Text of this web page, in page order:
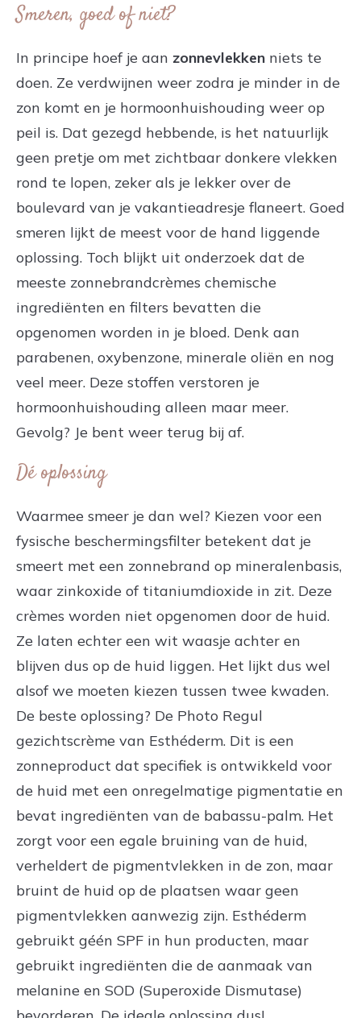
Smeren, goed of niet?
In principe hoef je aan zonnevlekken niets te
doen. Ze verdwijnen weer zodra je minder in de
zon komt en je hormoonhuishouding weer op
peil is. Dat gezegd hebbende, is het natuurlijk
geen pretje om met zichtbaar donkere vlekken
rond te lopen, zeker als je lekker over de
boulevard van je vakantieadresje flaneert. Goed
smeren lijkt de meest voor de hand liggende
oplossing. Toch blijkt uit onderzoek dat de
meeste zonnebrandcrèmes chemische
ingrediënten en filters bevatten die
opgenomen worden in je bloed. Denk aan
parabenen, oxybenzone, minerale oliën en nog
veel meer. Deze stoffen verstoren je
hormoonhuishouding alleen maar meer.
Gevolg? Je bent weer terug bij af.
Dé oplossing
Waarmee smeer je dan wel? Kiezen voor een
fysische beschermingsfilter betekent dat je
smeert met een zonnebrand op mineralenbasis,
waar zinkoxide of titaniumdioxide in zit. Deze
crèmes worden niet opgenomen door de huid.
Ze laten echter een wit waasje achter en
blijven dus op de huid liggen. Het lijkt dus wel
alsof we moeten kiezen tussen twee kwaden.
De beste oplossing? De Photo Regul
gezichtscrème van Esthéderm. Dit is een
zonneproduct dat specifiek is ontwikkeld voor
de huid met een onregelmatige pigmentatie en
bevat ingrediënten van de babassu-palm. Het
zorgt voor een egale bruining van de huid,
verheldert de pigmentvlekken in de zon, maar
bruint de huid op de plaatsen waar geen
pigmentvlekken aanwezig zijn. Esthéderm
gebruikt géén SPF in hun producten, maar
gebruikt ingrediënten die de aanmaak van
melanine en SOD (Superoxide Dismutase)